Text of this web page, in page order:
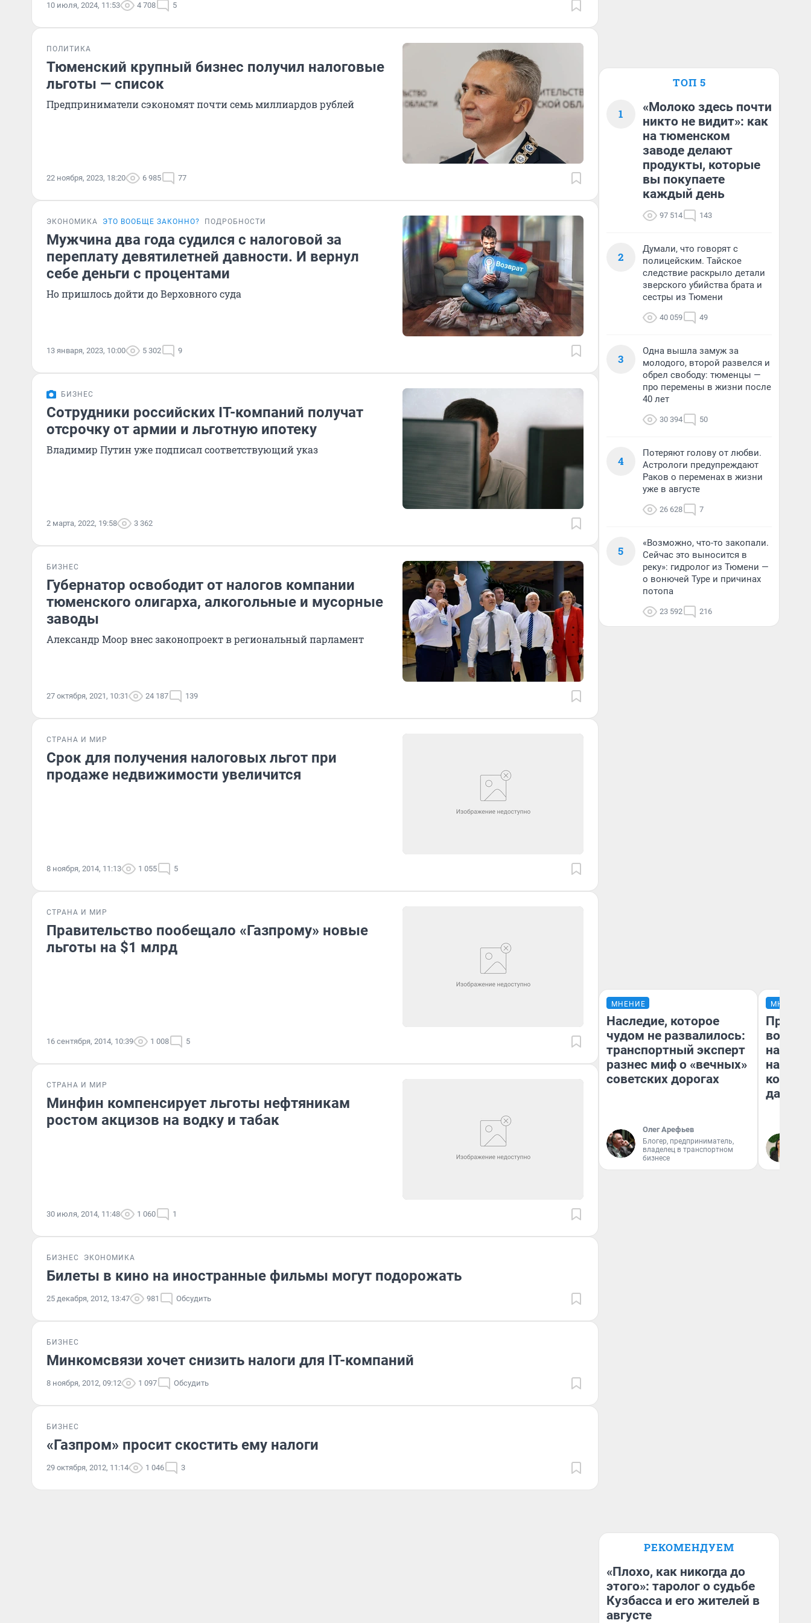
10 июля, 2024, 11:53 4 708 5
ПОЛИТИКА
Тюменский крупный бизнес получил налоговые
льготы — список
Предприниматели сэкономят почти семь миллиардов рублей
22 ноября, 2023, 18:20 6 985 77
ЭКОНОМИКА ЭТО ВООБЩЕ ЗАКОННО? ПОДРОБНОСТИ
Мужчина два года судился с налоговой за
переплату девятилетней давности. И вернул
себе деньги с процентами
Но пришлось дойти до Верховного суда
13 января, 2023, 10:00 5 302 9
БИЗНЕС
Сотрудники российских IT-компаний получат
отсрочку от армии и льготную ипотеку
Владимир Путин уже подписал соответствующий указ
2 марта, 2022, 19:58 3 362
БИЗНЕС
Губернатор освободит от налогов компании
тюменского олигарха, алкогольные и мусорные
заводы
Александр Моор внес законопроект в региональный парламент
27 октября, 2021, 10:31 24 187 139
СТРАНА И МИР
Срок для получения налоговых льгот при
продаже недвижимости увеличится
8 ноября, 2014, 11:13 1 055 5
СТРАНА И МИР
Правительство пообещало «Газпрому» новые
льготы на $1 млрд
16 сентября, 2014, 10:39 1 008 5
СТРАНА И МИР
Минфин компенсирует льготы нефтяникам
ростом акцизов на водку и табак
30 июля, 2014, 11:48 1 060 1
БИЗНЕС ЭКОНОМИКА
Билеты в кино на иностранные фильмы могут подорожать
25 декабря, 2012, 13:47 981 Обсудить
БИЗНЕС
Минкомсвязи хочет снизить налоги для IT-компаний
8 ноября, 2012, 09:12 1 097 Обсудить
БИЗНЕС
«Газпром» просит скостить ему налоги
29 октября, 2012, 11:14 1 046 3
ТОП 5
1
«Молоко здесь почти
никто не видит»: как
на тюменском
заводе делают
продукты, которые
вы покупаете
каждый день
97 514 143
2
Думали, что говорят с
полицейским. Тайское
следствие раскрыло детали
зверского убийства брата и
сестры из Тюмени
40 059 49
3
Одна вышла замуж за
молодого, второй развелся и
обрел свободу: тюменцы —
про перемены в жизни после
40 лет
30 394 50
4
Потеряют голову от любви.
Астрологи предупреждают
Раков о переменах в жизни
уже в августе
26 628 7
5
«Возможно, что-то закопали.
Сейчас это выносится в
реку»: гидролог из Тюмени —
о вонючей Туре и причинах
потопа
23 592 216
МНЕНИЕ
Наследие, которое
чудом не развалилось:
транспортный эксперт
разнес миф о «вечных»
советских дорогах
Олег Арефьев
Блогер, предприниматель,
владелец в транспортном
бизнесе
МНЕНИЕ
нам
даже
РЕКОМЕНДУЕМ
«Плохо, как никогда до
этого»: таролог о судьбе
Кузбасса и его жителей в
августе